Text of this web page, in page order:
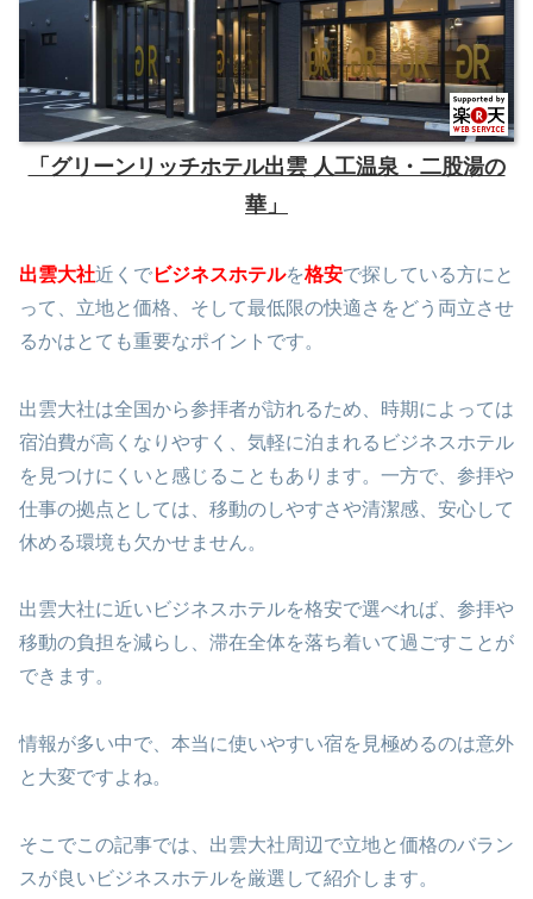
「グリーンリッチホテル出雲 人工温泉・二股湯の
華」
出雲大社近くでビジネスホテルを格安で探している方にと
って、立地と価格、そして最低限の快適さをどう両立させ
るかはとても重要なポイントです。
出雲大社は全国から参拝者が訪れるため、時期によっては
宿泊費が高くなりやすく、気軽に泊まれるビジネスホテル
を見つけにくいと感じることもあります。一方で、参拝や
仕事の拠点としては、移動のしやすさや清潔感、安心して
休める環境も欠かせません。
出雲大社に近いビジネスホテルを格安で選べれば、参拝や
移動の負担を減らし、滞在全体を落ち着いて過ごすことが
できます。
情報が多い中で、本当に使いやすい宿を見極めるのは意外
と大変ですよね。
そこでこの記事では、出雲大社周辺で立地と価格のバラン
スが良いビジネスホテルを厳選して紹介します。